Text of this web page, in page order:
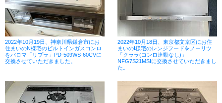
2022年10月19日、神奈川県鎌倉市にお
住まいのN様宅のビルトインガスコンロ
をパロマ「リプラ」PD-509WS-60CVに
交換させていただきました。
2022年10月18日、東京都文京区にお住
まいのI様宅のレンジフードをノーリツ
「クララ(コンロ連動なし)」
NFG7S21MSIに交換させていただきまし
た。